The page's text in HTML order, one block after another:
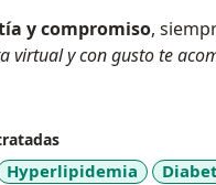
y compromiso,
virtual y con gusto te
Hyperlipidemia